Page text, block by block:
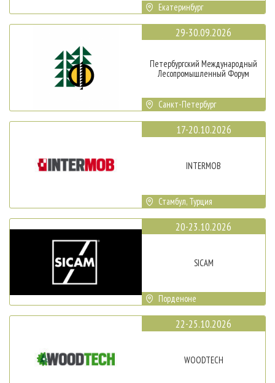
Екатеринбург
29-30.09.2026
Петербургский Международный
Лесопромышленный Форум
Санкт-Петербург
17-20.10.2026
INTERMOB
Стамбул, Турция
20-23.10.2026
SICAM
Порденоне
22-25.10.2026
WOODTECH